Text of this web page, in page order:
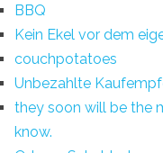
BBQ
Kein Ekel vor dem
couchpotatoes
Unbezahlte
they soon will be the
know.